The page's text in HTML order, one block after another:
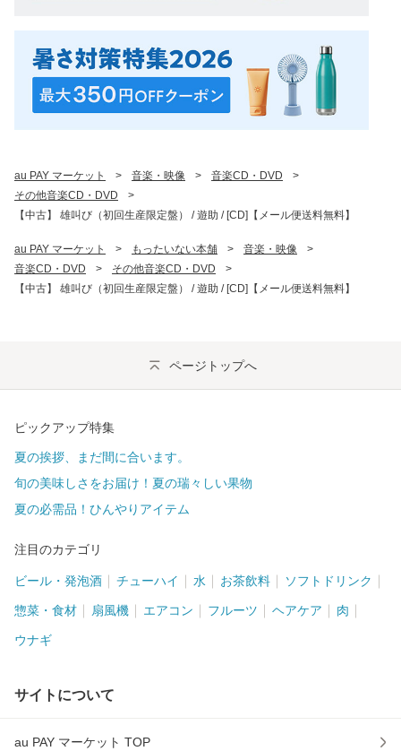
au PAY マーケット > 音楽・映像 > 音楽CD・DVD
>
その他音楽CD・DVD
>
【中古】 雄叫び（初回生産限定盤） / 遊助 / [CD]【メール便送料無料】
au PAY マーケット > もったいない本舗 > 音楽・映像
>
音楽CD・DVD
> その他音楽CD・DVD
>
【中古】 雄叫び（初回生産限定盤） / 遊助 / [CD]【メール便送料無料】
ページトップへ
ピックアップ特集
夏の挨拶、まだ間に合います。
旬の美味しさをお届け！夏の瑞々しい果物
夏の必需品！ひんやりアイテム
注目のカテゴリ
ビール・発泡酒 チューハイ 水 お茶飲料 ソフトドリンク
惣菜・食材 扇風機 エアコン フルーツ ヘアケア 肉
ウナギ
サイトについて
au PAY マーケット TOP